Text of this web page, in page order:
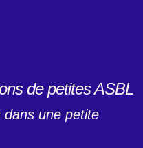
de petites ASBL
dans une petite